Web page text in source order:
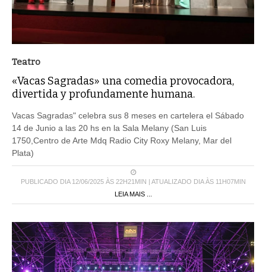
Teatro
«Vacas Sagradas» una comedia provocadora,
divertida y profundamente humana.
Vacas Sagradas" celebra sus 8 meses en cartelera el Sábado
14 de Junio a las 20 hs en la Sala Melany (San Luis
1750,Centro de Arte Mdq Radio City Roxy Melany, Mar del
Plata)
PUBLICADO DIA 12/06/2025 ÀS 22H21MIN | ATUALIZADO DIA ÀS 11H07MIN
LEIA MAIS ...